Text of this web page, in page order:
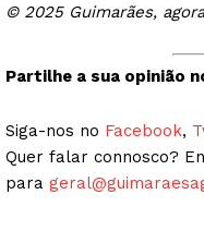
© 2025 Guimarães,
Partilhe a sua opinião
Siga-nos no Facebook,
Quer falar connosco?
para